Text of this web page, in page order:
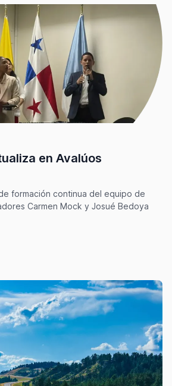
en Avalúos
formación continua del equipo de
Carmen Mock y Josué Bedoya